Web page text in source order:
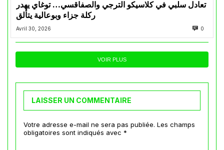
تعادل سلبي في كلاسيكو الترجي والصفاقسي… توغاي يهدر
ركلة جزاء وبوعالية يتألق
Avril 30, 2026 0
VOIR PLUS
LAISSER UN COMMENTAIRE
Votre adresse e-mail ne sera pas publiée. Les champs
obligatoires sont indiqués avec *